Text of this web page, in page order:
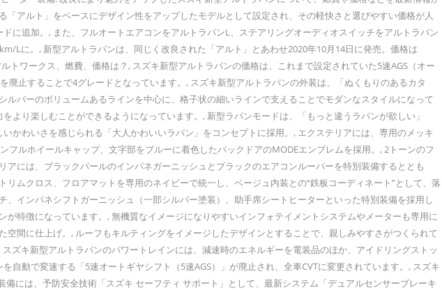
アルト」をベースにデザイン性をアップしたモデルとして設定され、その軽快さと選びやすい価格が人
追加。, また、フルオートエアコンをアルトラパンL、ステアリングオーディオスイッチをアルトラパン
Lに。, 新型アルトラパンは、同じく改良された「アルト」とあわせ2020年10月14日に発売。価格は
ワークス、燃費、価格は？, スズキ新型アルトラパンの価格は、これまで設定されていた5速AGS（オー
止することで4グレードとなっています。, スズキ新型アルトラパンの外装は、「ぬくもりのあるカタ
バーのボリュームあるラインを中心に、格子状の細いラインで支えることでモダンなスタイルになって
り楽しむことができるようになっています。, 新型ラパンモードは、「もっと違うラパンが欲しい」
かわいさを感じられる「大人かわいいラパン」をコンセプトに採用。, エクステリアには、専用のメッキ
ルホイールキャップ、文字部をブルーに着色したバックドアのMODEエンブレムを採用。, 2トーンのフ
には、ブラックパールのインパネガーニッシュとブラックのエアコンルーバーを特別装備するととも
ムクロス、フロアマットを専用のネイビーで統一し、ベージュ内装との“鉄板コーディネート”として、落
インパネシフトガーニッシュ（一部シルバー塗装）、助手席シートヒーターといった特別装備を採用し
特徴になっています。, 無機質なイメージになりやすいインフォテイメントシステムやメーターも専用に
間に仕上げ。, ルーフもキルティングをイメージしたデザインとすることで、親しみやすさがつくられて
キ新型アルトラパンのパワートレインには、減速時のエネルギーを電装品のほか、アイドリングストッ
動で変速する「5速オートギヤシフト（5速AGS）」が廃止され、全車CVTに変更されています。, スズキ
には、予防安全技術「スズキ セーフティ サポート」として、最新システム「デュアルセンサーブレーキ